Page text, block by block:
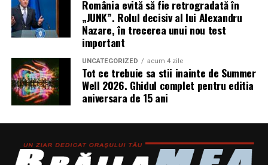
Nu există o rețetă universală, dar câteva direcții apar
constant în practică:
verificarea riguroasă a titlului înainte de acțiune,
inclusiv istoricul imobilului
obținerea documentației cadastrale actualizate, nu
doar a celei existente la momentul achiziției
identificarea exactă a ocupantului și a eventualelor
drepturi invocate de acesta
consultarea unui specialist înainte de inițierea
Evenimente outdoor și festivaluri
Operațiuni de ajutor umanitar în zone fără
infrastructură energetică
„Există un decalaj
structural între
cerințele actuale ale
România evită să fie retrogradată în
„JUNK”. Rolul decisiv al lui Alexandru
Nazare, în trecerea unui nou test
important
UNCATEGORIZED acum 4 zile
Tot ce trebuie sa stii inainte de Summer
Well 2026. Ghidul complet pentru editia
aniversara de 15 ani